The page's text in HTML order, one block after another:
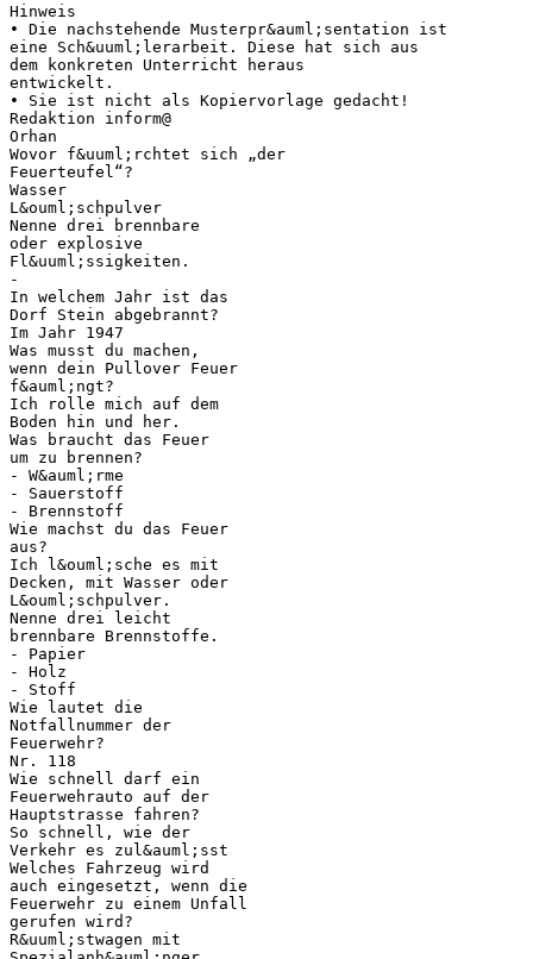
Hinweis
• Die nachstehende Musterpr&auml;sentation ist
eine Sch&uuml;lerarbeit. Diese hat sich aus
dem konkreten Unterricht heraus
entwickelt.
• Sie ist nicht als Kopiervorlage gedacht!
Redaktion inform@
Orhan
Wovor f&uuml;rchtet sich „der
Feuerteufel“?
Wasser
L&ouml;schpulver
Nenne drei brennbare
oder explosive
Fl&uuml;ssigkeiten.
-
In welchem Jahr ist das
Dorf Stein abgebrannt?
Im Jahr 1947
Was musst du machen,
wenn dein Pullover Feuer
f&auml;ngt?
Ich rolle mich auf dem
Boden hin und her.
Was braucht das Feuer
um zu brennen?
- W&auml;rme
- Sauerstoff
- Brennstoff
Wie machst du das Feuer
aus?
Ich l&ouml;sche es mit
Decken, mit Wasser oder
L&ouml;schpulver.
Nenne drei leicht
brennbare Brennstoffe.
- Papier
- Holz
- Stoff
Wie lautet die
Notfallnummer der
Feuerwehr?
Nr. 118
Wie schnell darf ein
Feuerwehrauto auf der
Hauptstrasse fahren?
So schnell, wie der
Verkehr es zul&auml;sst
Welches Fahrzeug wird
auch eingesetzt, wenn die
Feuerwehr zu einem Unfall
gerufen wird?
R&uuml;stwagen mit